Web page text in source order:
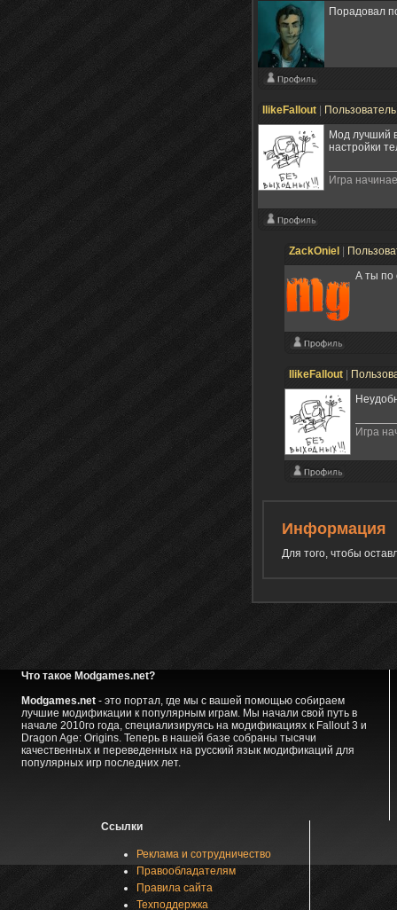
Порадовал
IlikeFallout
Мод лучший
настройки
Игра
ZackOniel
А ты по
IlikeFallout
Игра
Информация
Для того, чтобы
Что такое Modgames.net?
Modgames.net- это портал, где мы с вашей помощью собираем
лучшие модификации к популярным играм. Мы начали свой путь в
начале 2010го года, специализируясь на модификациях к Fallout 3 и
Dragon Age: Origins. Теперь в нашей базе собраны тысячи
качественных и переведенных на русский язык модификаций для
популярных игр последних лет.
Ссылки
Реклама и сотрудничество
Правообладателям
Правила сайта
Техподдержка